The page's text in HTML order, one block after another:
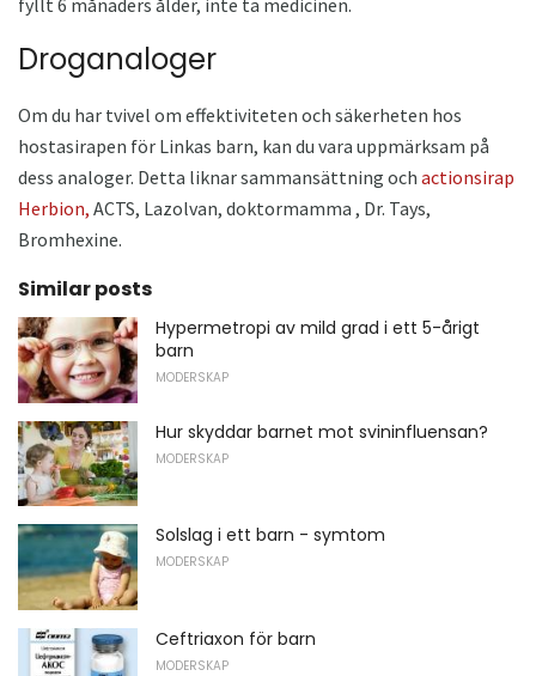
fyllt 6 månaders ålder, inte ta medicinen.
Droganaloger
Om du har tvivel om effektiviteten och säkerheten hos
hostasirapen för Linkas barn, kan du vara uppmärksam på
dess analoger. Detta liknar sammansättning och actionsirap
Herbion, ACTS, Lazolvan, doktormamma , Dr. Tays,
Bromhexine.
Similar posts
Hypermetropi av mild grad i ett 5-årigt
barn
MODERSKAP
Hur skyddar barnet mot svininfluensan?
MODERSKAP
Solslag i ett barn - symtom
MODERSKAP
Ceftriaxon för barn
MODERSKAP